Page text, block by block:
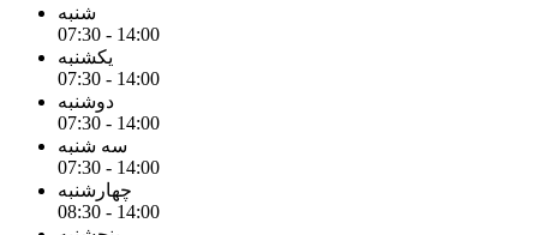
شنبه
07:30 - 14:00
یکشنبه
07:30 - 14:00
دوشنبه
07:30 - 14:00
سه شنبه
07:30 - 14:00
چهارشنبه
08:30 - 14:00